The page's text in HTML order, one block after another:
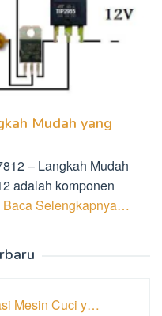
Mudah yang
– Langkah Mudah
adalah komponen
Baca Selengkapnya…
Mesin Cuci y…